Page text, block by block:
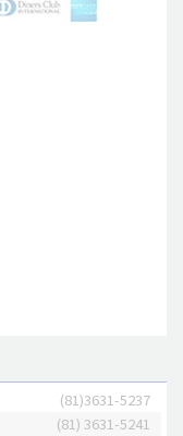
(81)3631-5237
(81) 3631-5241